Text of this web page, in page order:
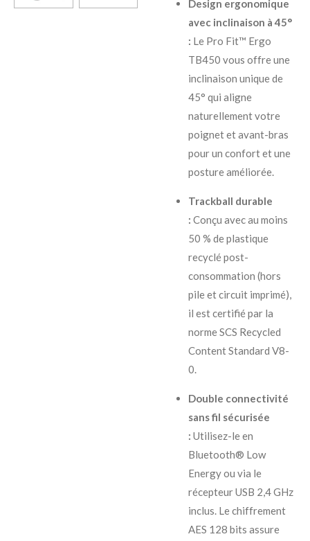
Design ergonomique
avec inclinaison à 45°
: Le Pro Fit™ Ergo
TB450 vous offre une
inclinaison unique de
45° qui aligne
naturellement votre
poignet et avant-bras
pour un confort et une
posture améliorée.
Trackball durable
: Conçu avec au moins
50 % de plastique
recyclé post-
consommation (hors
pile et circuit imprimé),
il est certifié par la
norme SCS Recycled
Content Standard V8-
0.
Double connectivité
sans fil sécurisée
: Utilisez-le en
Bluetooth® Low
Energy ou via le
récepteur USB 2,4 GHz
inclus. Le chiffrement
AES 128 bits assure